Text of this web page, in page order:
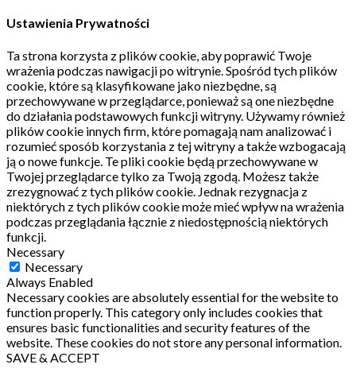
Ustawienia Prywatności
Ta strona korzysta z plików cookie, aby poprawić Twoje
wrażenia podczas nawigacji po witrynie. Spośród tych plików
cookie, które są klasyfikowane jako niezbędne, są
przechowywane w przeglądarce, ponieważ są one niezbędne
do działania podstawowych funkcji witryny. Używamy również
plików cookie innych firm, które pomagają nam analizować i
rozumieć sposób korzystania z tej witryny a także wzbogacają
ją o nowe funkcje. Te pliki cookie będą przechowywane w
Twojej przeglądarce tylko za Twoją zgodą. Możesz także
zrezygnować z tych plików cookie. Jednak rezygnacja z
niektórych z tych plików cookie może mieć wpływ na wrażenia
podczas przeglądania łącznie z niedostępnością niektórych
funkcji.
Necessary
Necessary
Always Enabled
Necessary cookies are absolutely essential for the website to
function properly. This category only includes cookies that
ensures basic functionalities and security features of the
website. These cookies do not store any personal information.
SAVE & ACCEPT